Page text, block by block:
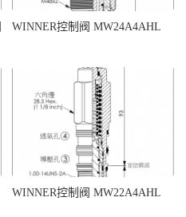
WINNER控制阀 MW24A4AHL
WINNER控制阀 MW22A4AHL